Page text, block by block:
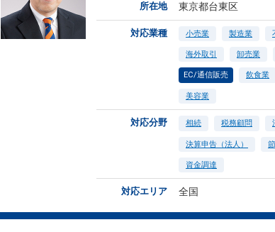
所在地 東京都台東区
対応業種 小売業 製造業
海外取引 卸売業
EC/通信販売 飲食業
美容業
対応分野 相続 税務顧問
決算申告（法人）
資金調達
対応エリア 全国